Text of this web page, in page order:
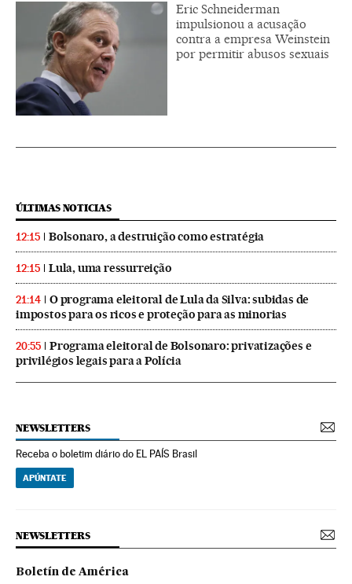
Eric Schneiderman
impulsionou a acusação
contra a empresa Weinstein
por permitir abusos sexuais
ÚLTIMAS NOTICIAS
12:15 Bolsonaro, a destruição como estratégia
12:15 Lula, uma ressurreição
21:14
O programa eleitoral de Lula da Silva: subidas de
impostos para os ricos e proteção para as minorias
20:55
Programa eleitoral de Bolsonaro: privatizações e
privilégios legais para a Polícia
NEWSLETTERS
Receba o boletim diário do EL PAÍS Brasil
APÚNTATE
NEWSLETTERS
Boletín de América